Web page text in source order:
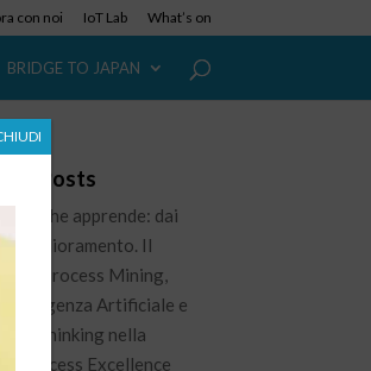
con noi IoT Lab What’s on
BRIDGE TO JAPAN
Posts
che apprende: dai
miglioramento. Il
del Process Mining,
Artificiale e
Lean Thinking nella
Process Excellence